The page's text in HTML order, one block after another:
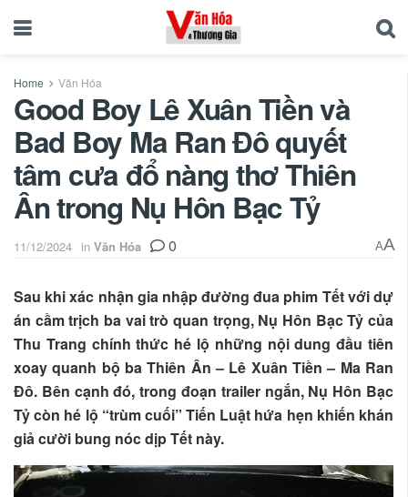
Home Văn Hóa
Good Boy Lê Xuân Tiền và
Bad Boy Ma Ran Đô quyết
tâm cưa đổ nàng thơ Thiên
Ân trong Nụ Hôn Bạc Tỷ
11/12/2024 in Văn Hóa 0 AA
Sau khi xác nhận gia nhập đường đua phim Tết với dự
án cầm trịch ba vai trò quan trọng, Nụ Hôn Bạc Tỷ của
Thu Trang chính thức hé lộ những nội dung đầu tiên
xoay quanh bộ ba Thiên Ân – Lê Xuân Tiền – Ma Ran
Đô. Bên cạnh đó, trong đoạn trailer ngắn, Nụ Hôn Bạc
Tỷ còn hé lộ “trùm cuối” Tiến Luật hứa hẹn khiến khán
giả cười bung nóc dịp Tết này.